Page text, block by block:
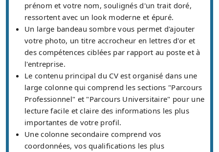
prénom et votre nom, soulignés d'un trait doré,
ressortent avec un look moderne et épuré.
Un large bandeau sombre vous permet d'ajouter
votre photo, un titre accrocheur en lettres d'or et
des compétences ciblées par rapport au poste et à
l'entreprise.
Le contenu principal du CV est organisé dans une
large colonne qui comprend les sections "Parcours
Professionnel" et "Parcours Universitaire" pour une
lecture facile et claire des informations les plus
importantes de votre profil.
Une colonne secondaire comprend vos
coordonnées, vos qualifications les plus